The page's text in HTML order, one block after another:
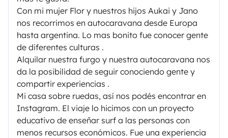
Con mi mujer Flor y nuestros hijos Aukai y Jano
nos recorrimos en autocaravana desde Europa
hasta argentina. Lo mas bonito fue conocer gente
de diferentes culturas .
Alquilar nuestra furgo y nuestra autocaravana nos
da la posibilidad de seguir conociendo gente y
compartir experiencias .
Mi casa sobre ruedas, así nos podés encontrar en
Instagram. El viaje lo hicimos con un proyecto
educativo de enseñar surf a las personas con
menos recursos económicos. Fue una experiencia